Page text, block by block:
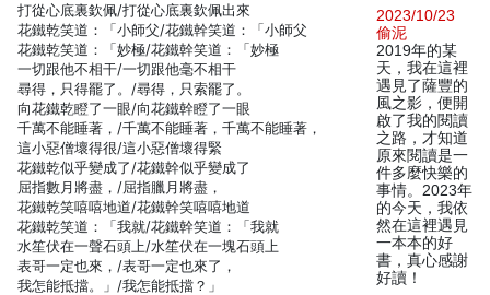
打從心底裏欽佩/打從心底裏欽佩出來
花鐵乾笑道：「小師父/花鐵幹笑道：「小師父
花鐵乾笑道：「妙極/花鐵幹笑道：「妙極
一切跟他不相干/一切跟他毫不相干
尋得，只得罷了。/尋得，只索罷了。
向花鐵乾瞪了一眼/向花鐵幹瞪了一眼
千萬不能睡著，/千萬不能睡著，千萬不能睡著，
這小惡僧壞得很/這小惡僧壞得緊
花鐵乾似乎變成了/花鐵幹似乎變成了
屈指數月將盡，/屈指臘月將盡，
花鐵乾笑嘻嘻地道/花鐵幹笑嘻嘻地道
花鐵乾笑道：「我就/花鐵幹笑道：「我就
水笙伏在一聲石頭上/水笙伏在一塊石頭上
表哥一定也來，/表哥一定也來了，
我怎能抵擋。」/我怎能抵擋？」
2023/10/23
偷泥
2019年的某
天，我在這裡
遇見了薩豐的
風之影，便開
啟了我的閱讀
之路，才知道
原來閱讀是一
件多麼快樂的
事情。2023年
的今天，我依
然在這裡遇見
一本本的好
書，真心感謝
好讀！